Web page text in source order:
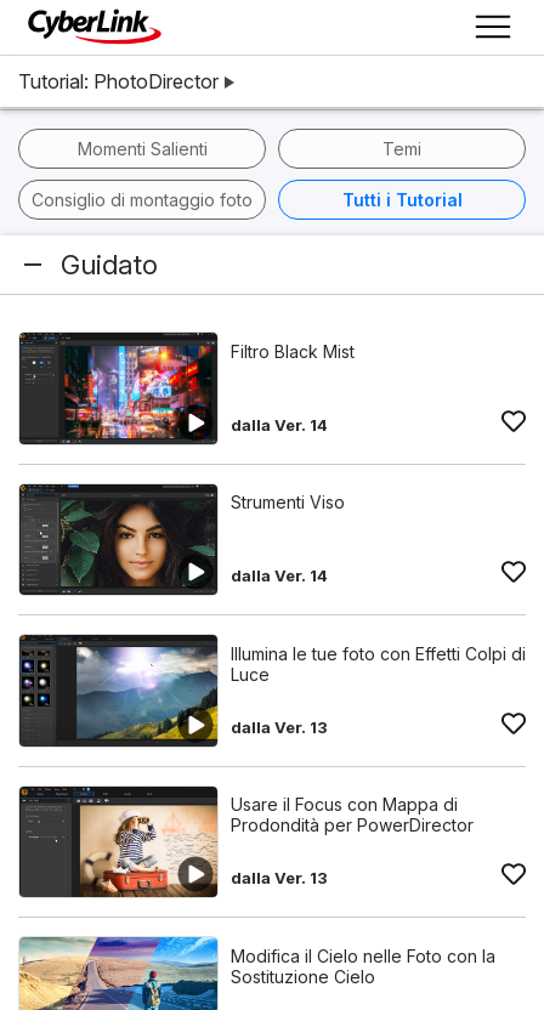
Tutorial: PhotoDirector
Momenti Salienti Temi
Consiglio di montaggio foto Tutti i Tutorial
Guidato
Filtro Black Mist
dalla Ver. 14
Strumenti Viso
dalla Ver. 14
Illumina le tue foto con Effetti Colpi di
Luce
dalla Ver. 13
Usare il Focus con Mappa di
Prodondità per PowerDirector
dalla Ver. 13
Modifica il Cielo nelle Foto con la
Sostituzione Cielo